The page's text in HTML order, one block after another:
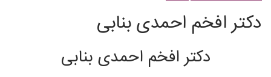
دکتر افخم احمدی بنابی
دکتر افخم احمدی بنابی